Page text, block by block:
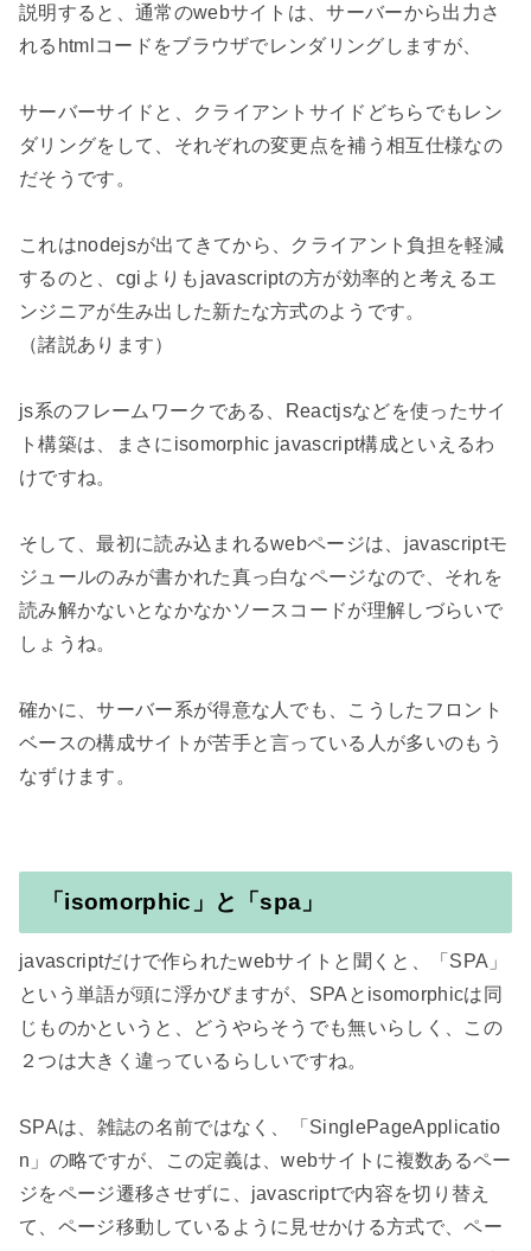
説明すると、通常のwebサイトは、サーバーから出力さ
れるhtmlコードをブラウザでレンダリングしますが、
サーバーサイドと、クライアントサイドどちらでもレン
ダリングをして、それぞれの変更点を補う相互仕様なの
だそうです。
これはnodejsが出てきてから、クライアント負担を軽減
するのと、cgiよりもjavascriptの方が効率的と考えるエ
ンジニアが生み出した新たな方式のようです。
（諸説あります）
js系のフレームワークである、Reactjsなどを使ったサイ
ト構築は、まさにisomorphic javascript構成といえるわ
けですね。
そして、最初に読み込まれるwebページは、javascriptモ
ジュールのみが書かれた真っ白なページなので、それを
読み解かないとなかなかソースコードが理解しづらいで
しょうね。
確かに、サーバー系が得意な人でも、こうしたフロント
ベースの構成サイトが苦手と言っている人が多いのもう
なずけます。
「isomorphic」と「spa」
javascriptだけで作られたwebサイトと聞くと、「SPA」
という単語が頭に浮かびますが、SPAとisomorphicは同
じものかというと、どうやらそうでも無いらしく、この
２つは大きく違っているらしいですね。
SPAは、雑誌の名前ではなく、「SinglePageApplicatio
n」の略ですが、この定義は、webサイトに複数あるペー
ジをページ遷移させずに、javascriptで内容を切り替え
て、ページ移動しているように見せかける方式で、ペー